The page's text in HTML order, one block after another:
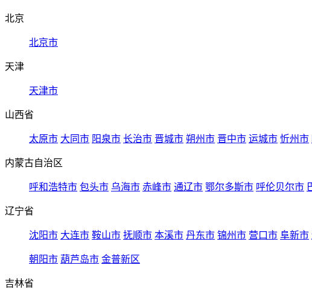
北京
北京市
天津
天津市
山西省
太原市 大同市 阳泉市 长治市 晋城市 朔州市 晋中市 运城市 忻州市
内蒙古自治区
呼和浩特市 包头市 乌海市 赤峰市 通辽市 鄂尔多斯市 呼伦贝尔市
辽宁省
沈阳市 大连市 鞍山市 抚顺市 本溪市 丹东市 锦州市 营口市 阜新市
朝阳市 葫芦岛市 金普新区
吉林省